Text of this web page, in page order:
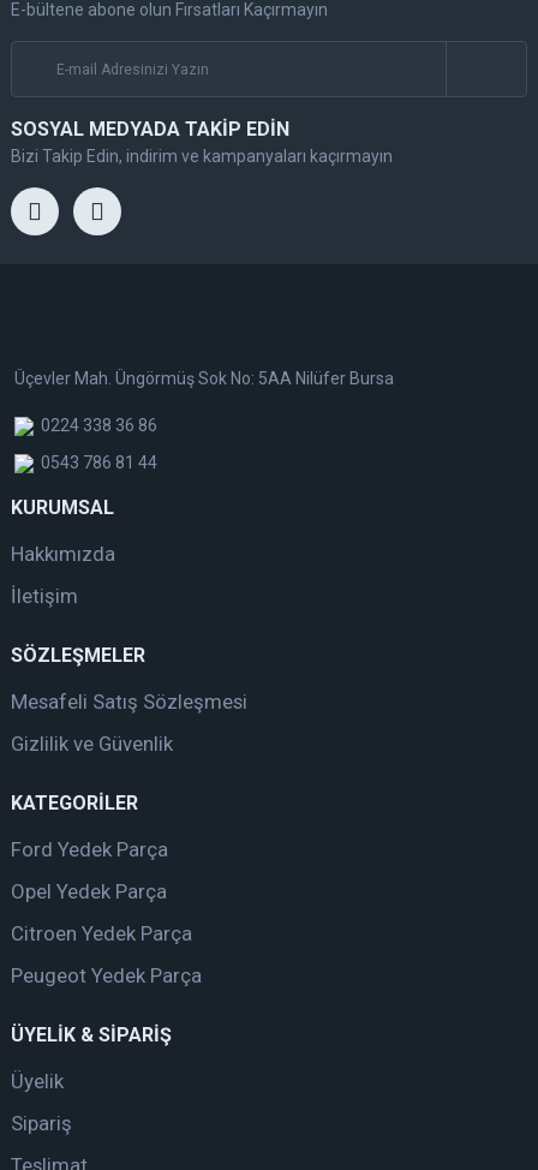
E-bültene abone olun Fırsatları Kaçırmayın
SOSYAL MEDYADA TAKİP EDİN
Bizi Takip Edin, indirim ve kampanyaları kaçırmayın
Üçevler Mah. Üngörmüş Sok No: 5AA Nilüfer Bursa
0224 338 36 86
0543 786 81 44
KURUMSAL
Hakkımızda
İletişim
SÖZLEŞMELER
Mesafeli Satış Sözleşmesi
Gizlilik ve Güvenlik
KATEGORİLER
Ford Yedek Parça
Opel Yedek Parça
Citroen Yedek Parça
Peugeot Yedek Parça
ÜYELİK & SİPARİŞ
Üyelik
Sipariş
Teslimat